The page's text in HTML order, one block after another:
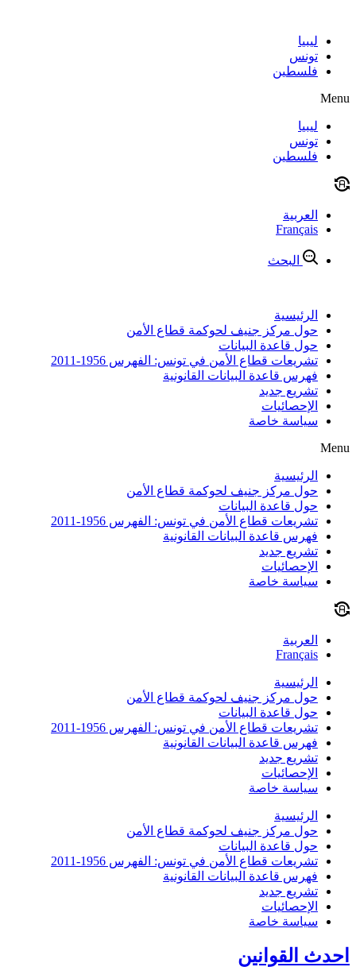
contentليبيا
تونس
فلسطين
Menu
ليبيا
تونس
فلسطين
العربية
Français
البحث
الرئيسية
حول مركز جنيف لحوكمة قطاع الأمن
حول قاعدة البيانات
تشريعات قطاع الأمن في تونس: الفهرس 1956-2011
فهرس قاعدة البيانات القانونية
تشريع جديد
الإحصائيات
سياسة خاصة
Menu
الرئيسية
حول مركز جنيف لحوكمة قطاع الأمن
حول قاعدة البيانات
تشريعات قطاع الأمن في تونس: الفهرس 1956-2011
فهرس قاعدة البيانات القانونية
تشريع جديد
الإحصائيات
سياسة خاصة
العربية
Français
الرئيسية
حول مركز جنيف لحوكمة قطاع الأمن
حول قاعدة البيانات
تشريعات قطاع الأمن في تونس: الفهرس 1956-2011
فهرس قاعدة البيانات القانونية
تشريع جديد
الإحصائيات
سياسة خاصة
الرئيسية
حول مركز جنيف لحوكمة قطاع الأمن
حول قاعدة البيانات
تشريعات قطاع الأمن في تونس: الفهرس 1956-2011
فهرس قاعدة البيانات القانونية
تشريع جديد
الإحصائيات
سياسة خاصة
احدث القوانين